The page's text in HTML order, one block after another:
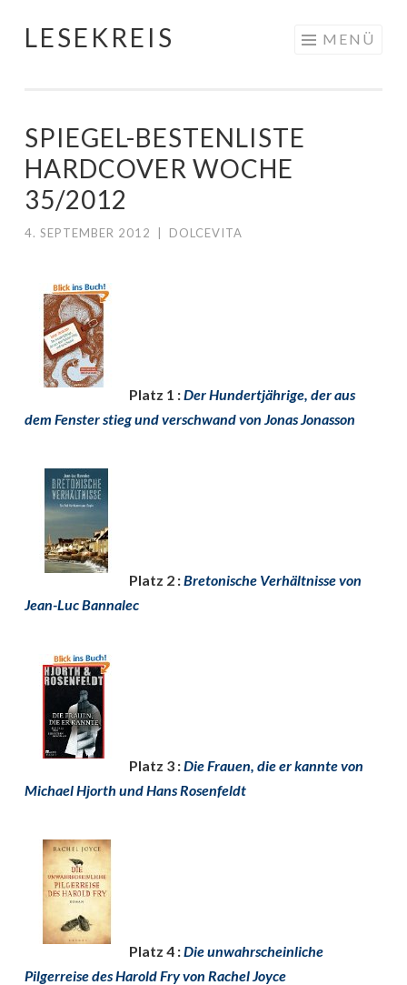
Springe
LESEKREIS MENÜ
SPIEGEL-BESTENLISTE
HARDCOVER WOCHE
35/2012
4. SEPTEMBER 2012 DOLCEVITA
Platz 1 :Der Hundertjährige, der aus
dem Fenster stieg und verschwand von Jonas Jonasson
Platz 2 :Bretonische Verhältnisse von
Jean-Luc Bannalec
Platz 3 :Die Frauen, die er kannte von
Michael Hjorth und Hans Rosenfeldt
Platz 4 :Die unwahrscheinliche
Pilgerreise des Harold Fry von Rachel Joyce